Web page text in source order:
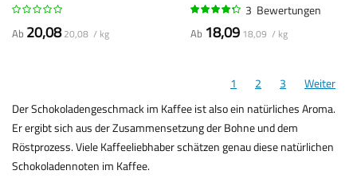
Ab 20,08 20,08 / kg
3 Bewertungen
Ab 18,09 18,09 / kg
1 2 3
Weiter
Der Schokoladengeschmack im Kaffee ist also ein natürliches Aroma.
Er ergibt sich aus der Zusammensetzung der Bohne und dem
Röstprozess. Viele Kaffeeliebhaber schätzen genau diese natürlichen
Schokoladennoten im Kaffee.